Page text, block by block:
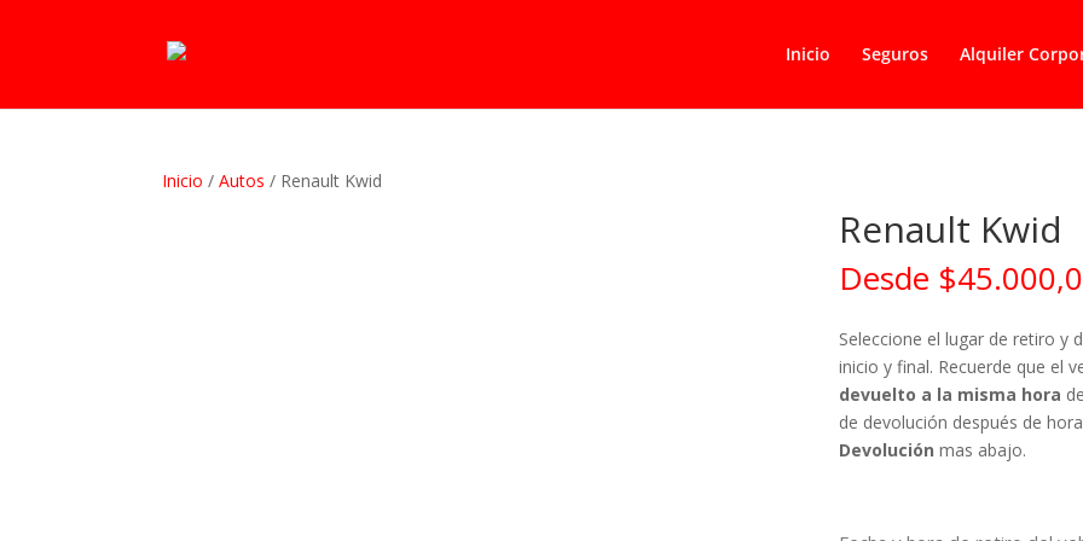
Inicio Seguros Alquiler
Inicio /Autos / Renault Kwid
Renault Kwid
Desde $
Seleccione el lugar de retiro y
inicio y final. Recuerde que el
devuelto a la misma hora
de devolución después de
Devolución mas abajo.